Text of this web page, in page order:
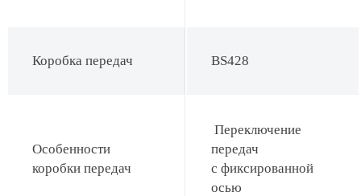
Коробка передач BS428
Особенности
коробки передач
Переключение
передач
с фиксированной
осью